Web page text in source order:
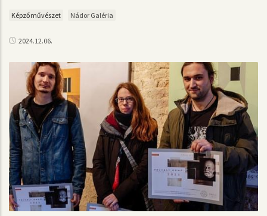
Képzőművészet Nádor Galéria
2024.12.06.